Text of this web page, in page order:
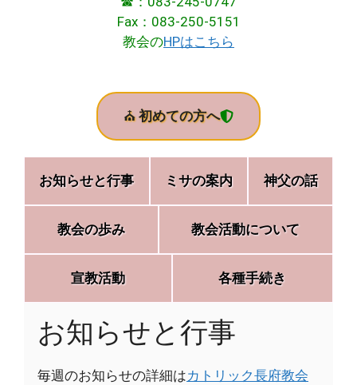
Fax：083-250-5151
教会のHPはこちら
⛪初めての方へ
お知らせと行事 ミサの案内 神父の話
教会の歩み 教会活動について
宣教活動 各種手続き
お知らせと行事
毎週のお知らせの詳細はカトリック長府教会